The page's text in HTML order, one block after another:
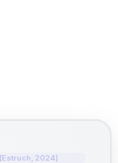
[Estruch, 2024]